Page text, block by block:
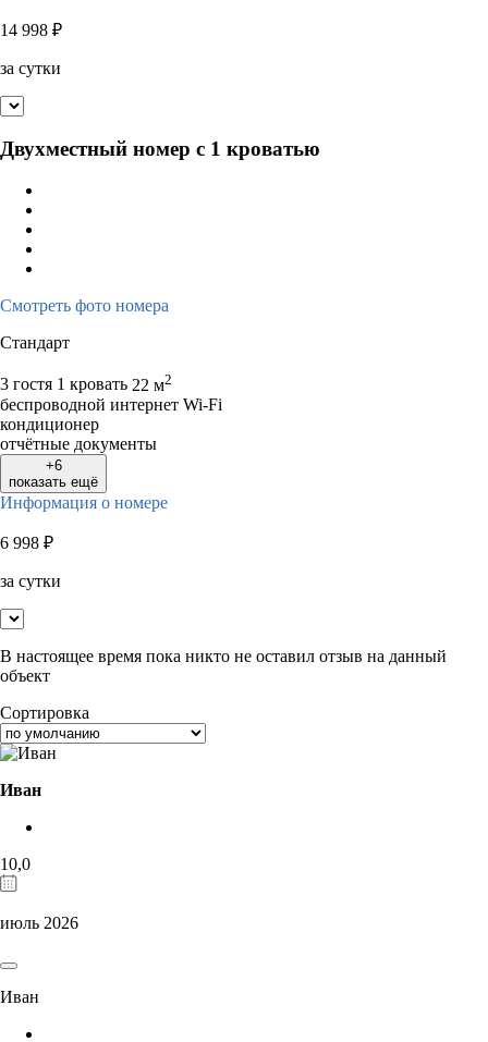
14 998 ₽
за сутки
Двухместный номер с 1 кроватью
Смотреть фото номера
Стандарт
3 гостя 1 кровать 22 м2
беспроводной интернет Wi-Fi
кондиционер
отчётные документы
+6
показать ещё
Информация о номере
6 998 ₽
за сутки
В настоящее время пока никто не оставил отзыв на данный
объект
Сортировка
Иван
10,0
июль 2026
Иван